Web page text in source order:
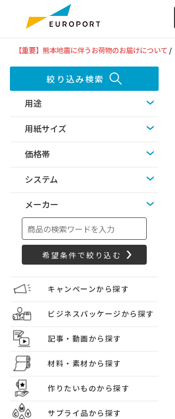
【重要】熊本地震に伴うお荷物のお届けについて /
絞り込み検索
用途
用紙サイズ
価格帯
システム
メーカー
キャンペーンから探す
ビジネスパッケージから探す
記事・動画から探す
材料・素材から探す
作りたいものから探す
サプライ品から探す